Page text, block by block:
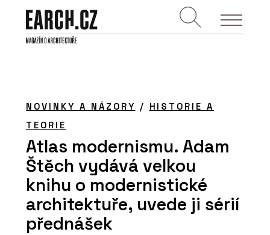
NOVINKY A NÁZORY / HISTORIE A
TEORIE
Atlas modernismu. Adam
Štěch vydává velkou
knihu o modernistické
architektuře, uvede ji sérií
přednášek